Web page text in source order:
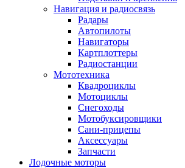
Навигация и радиосвязь
Радары
Автопилоты
Навигаторы
Картплоттеры
Радиостанции
Мототехника
Квадроциклы
Мотоциклы
Снегоходы
Мотобуксировщики
Сани-прицепы
Аксессуары
Запчасти
Лодочные моторы